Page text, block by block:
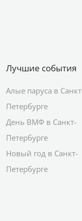
Лучшие события
Алые паруса в Санкт
Петербурге
День ВМФ в Санкт-
Петербурге
Новый год в Санкт-
Петербурге